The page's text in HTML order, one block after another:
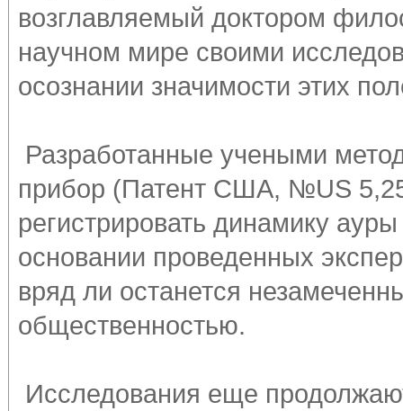
возглавляемый доктором
научном мире своими
осознании значимости этих
Разработанные учеными
прибор (Патент США, №US
регистрировать динамику
основании проведенных
вряд ли останется
общественностью.
Исследования еще